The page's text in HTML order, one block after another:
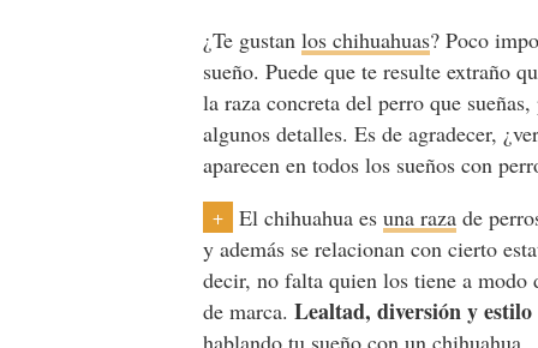
¿Te gustanlos chihuahuas? Poco
sueño. Puede que te resulte extraño
la raza concreta del perro que
algunos detalles. Es de agradecer,
aparecen en todos los sueños con
+ El chihuahua esuna raza de
y además se relacionan con cierto
decir, no falta quien los tiene a modo
de marca.Lealtad, diversión y estilo
hablando tu sueño con un chihuahua.